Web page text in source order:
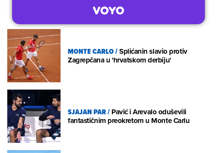
MONTE CARLO/Splićanin slavio protiv
Zagrepčana u 'hrvatskom derbiju'
SJAJAN PAR/Pavić i Arevalo oduševili
fantastičnim preokretom u Monte Carlu